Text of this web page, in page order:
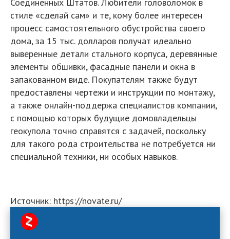
Соединенных Штатов. Любители головоломок в
стиле «сделай сам» и те, кому более интересен
процесс самостоятельного обустройства своего
дома, за 15 тыс. долларов получат идеально
выверенные детали стального корпуса, деревянные
элементы обшивки, фасадные панели и окна в
запакованном виде. Покупателям также будут
предоставлены чертежи и инструкции по монтажу,
а также онлайн-поддержа специалистов компании,
с помощью которых будущие домовладельцы
геокупола точно справятся с задачей, поскольку
для такого рода строительства не потребуется ни
специальной техники, ни особых навыков.
Источник: https://novate.ru/